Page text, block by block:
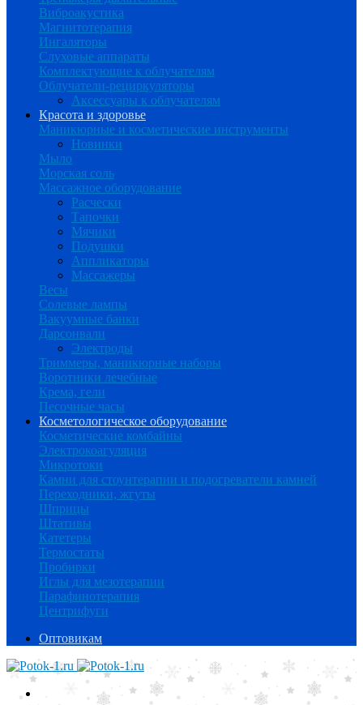
Виброакустика
Магнитотерапия
Ингаляторы
Слуховые аппараты
Комплектующие к облучателям
Облучатели-рециркуляторы
Аксессуары к облучателям
Красота и здоровье
Маникюрные и косметические инструменты
Новинки
Мыло
Морская соль
Массажное оборудование
Расчески
Тапочки
Мячики
Подушки
Аппликаторы
Массажеры
Весы
Солевые лампы
Вакуумные банки
Дарсонвали
Электроды
Триммеры, маникюрные наборы
Воротники лечебные
Крема, гели
Песочные часы
Косметологическое оборудование
Косметические комбайны
Электрокоагуляция
Микротоки
Камни для стоунтерапии и подогреватели камней
Переходники, жгуты
Шприцы
Штативы
Катетеры
Термостаты
Пробирки
Иглы для мезотерапии
Парафинотерапия
Центрифуги
Оптовикам